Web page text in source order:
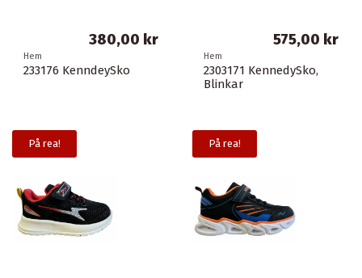
Hem
2303171 KennedySko,
Blinkar
575,00 kr
Hem
233176 KenndeySko
380,00 kr
På rea!
På rea!